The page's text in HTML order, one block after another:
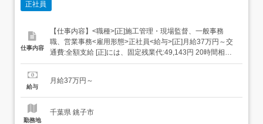
正社員
仕事内容
【仕事内容】<職種>[正]施工管理・現場監督、一般事務
職、営業事務<雇用形態>正社員<給与>[正]月給37万円～交
通費:全額支給 [正]には、固定残業代:49,143円 20時間相当
分が含まれます。 上記を超えて残業をした場合は、別途残
円月給額に下記の一律手当含むエリア職種手当/1万2,000円
給与
月給37万円～
勤務地
千葉県 銚子市